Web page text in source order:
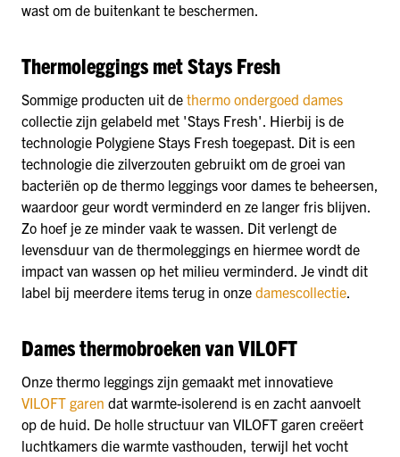
wast om de buitenkant te beschermen.
Thermoleggings met Stays Fresh
Sommige producten uit de thermo ondergoed dames
collectie zijn gelabeld met 'Stays Fresh'. Hierbij is de
technologie Polygiene Stays Fresh toegepast. Dit is een
technologie die zilverzouten gebruikt om de groei van
bacteriën op de thermo leggings voor dames te beheersen,
waardoor geur wordt verminderd en ze langer fris blijven.
Zo hoef je ze minder vaak te wassen. Dit verlengt de
levensduur van de thermoleggings en hiermee wordt de
impact van wassen op het milieu verminderd. Je vindt dit
label bij meerdere items terug in onze damescollectie.
Dames thermobroeken van VILOFT
Onze thermo leggings zijn gemaakt met innovatieve
VILOFT garen dat warmte-isolerend is en zacht aanvoelt
op de huid. De holle structuur van VILOFT garen creëert
luchtkamers die warmte vasthouden, terwijl het vocht